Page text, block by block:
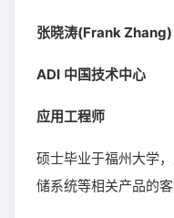
张晓涛(Frank Zhang)
ADI 中国技术中心
应用工程师
硕士毕业于福州大学
储系统等相关产品的